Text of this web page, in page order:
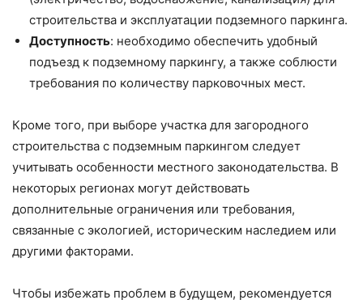
строительства и эксплуатации подземного паркинга.
Доступность: необходимо обеспечить удобный
подъезд к подземному паркингу, а также соблюсти
требования по количеству парковочных мест.
Кроме того, при выборе участка для загородного
строительства с подземным паркингом следует
учитывать особенности местного законодательства. В
некоторых регионах могут действовать
дополнительные ограничения или требования,
связанные с экологией, историческим наследием или
другими факторами.
Чтобы избежать проблем в будущем, рекомендуется